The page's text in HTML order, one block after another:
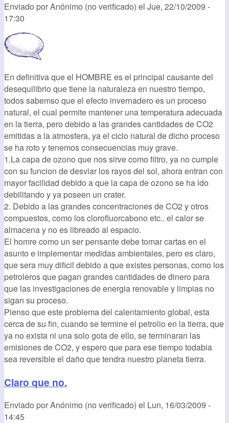
Enviado porAnónimo (no verificado) el Jue, 22/10/2009 -
17:30
En definitiva que el HOMBRE es el principal causante del
desequilibrio que tiene la naturaleza en nuestro tiempo,
todos sabemso que el efecto invernadero es un proceso
natural, el cual permite mantener una temperatura adecuada
en la tierra, pero debido a las grandes cantidades de CO2
emitidas a la atmosfera, ya el ciclo natural de dicho proceso
se ha roto y tenemos consecuencias muy grave.
1.La capa de ozono que nos sirve como filtro, ya no cumple
con su funcion de desviar los rayos del sol, ahora entran con
mayor facilidad debido a que la capa de ozono se ha ido
debilitando y ya poseen un crater.
2. Debido a las grandes concentraciones de CO2 y otros
compuestos, como los clorofluorcabono etc.. el calor se
almacena y no es libreado al espacio.
El homre como un ser pensante debe tomar cartas en el
asunto e implementar medidas ambientales, pero es claro,
que sera muy dificil debido a que existes personas, como los
petroleros que pagan grandes cantidades de dinero para
que las investigaciones de energia renovable y limpias no
sigan su proceso.
Pienso que este problema del calentamiento global, esta
cerca de su fin, cuando se termine el petrolio en la tierra, que
ya no exista ni una solo gota de ello, se terminaran las
emisiones de CO2, y espero que para ese tiempo todabia
sea reversible el daño que tendra nuestro planeta tierra.
Claro que no.
Enviado porAnónimo (no verificado) el Lun, 16/03/2009 -
14:45